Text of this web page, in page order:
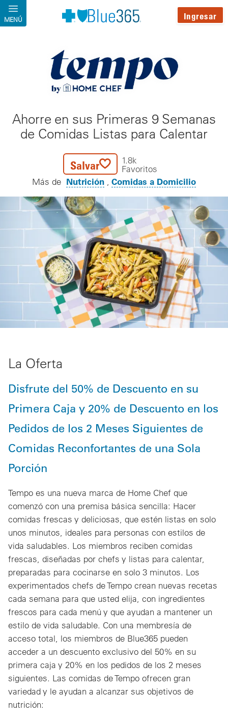
Pasar al contenido principal
MENÚ Ingresar
Ahorre en sus Primeras 9 Semanas
de Comidas Listas para Calentar
Salvar
1.8k
Favoritos
Más de Nutrición Comidas a Domicilio
La Oferta
Disfrute del 50% de Descuento en su
Primera Caja y 20% de Descuento en los
Pedidos de los 2 Meses Siguientes de
Comidas Reconfortantes de una Sola
Porción
Tempo es una nueva marca de Home Chef que
comenzó con una premisa básica sencilla: Hacer
comidas frescas y deliciosas, que estén listas en solo
unos minutos, ideales para personas con estilos de
vida saludables. Los miembros reciben comidas
frescas, diseñadas por chefs y listas para calentar,
preparadas para cocinarse en solo 3 minutos. Los
experimentados chefs de Tempo crean nuevas recetas
cada semana para que usted elija, con ingredientes
frescos para cada menú y que ayudan a mantener un
estilo de vida saludable. Con una membresía de
acceso total, los miembros de Blue365 pueden
acceder a un descuento exclusivo del 50% en su
primera caja y 20% en los pedidos de los 2 meses
siguientes. Las comidas de Tempo ofrecen gran
variedad y le ayudan a alcanzar sus objetivos de
nutrición: